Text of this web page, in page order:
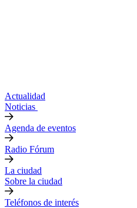
Actualidad
Noticias
Agenda de eventos
Radio Fórum
La ciudad
Sobre la ciudad
Teléfonos de interés